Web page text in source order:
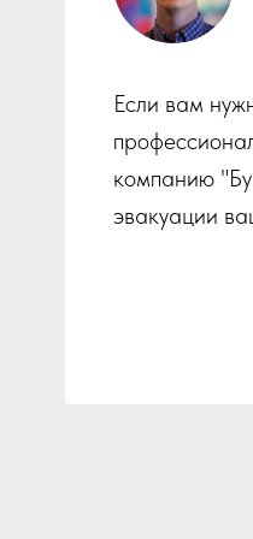
Если вам
компанию
эвакуации